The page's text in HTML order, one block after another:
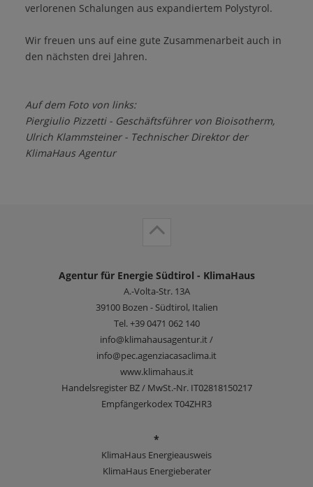
verlorenen Schalungen aus expandiertem Polystyrol.
Wir freuen uns auf eine gute Zusammenarbeit auch in
den nächsten drei Jahren.
Auf dem Foto von links:
Piergiulio Pizzetti - Geschäftsführer von Bioisotherm,
Ulrich Klammsteiner - Technischer Direktor der
KlimaHaus Agentur
Agentur für Energie Südtirol - KlimaHaus
A.-Volta-Str. 13A
39100 Bozen - Südtirol, Italien
Tel.+39 0471 062 140
info@klimahausagentur.it /
info@pec.agenziacasaclima.it
www.klimahaus.it
Handelsregister BZ / MwSt.-Nr. IT02818150217
Empfängerkodex T04ZHR3
*
KlimaHaus Energieausweis
KlimaHaus Energieberater